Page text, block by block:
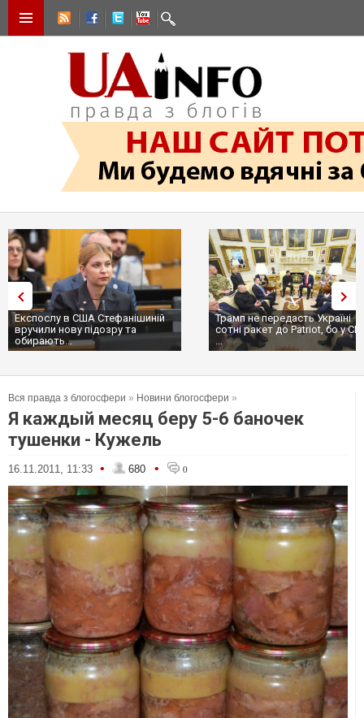
Експослу в США Стефанішиній
вручили нову підозру та
обирають...
Трамп не передасть Україні
сотні ракет до Patriot, бо у
...
Вся правда з блогосфери » Новини блогосфери »
Я каждый месяц беру 5-6 баночек
тушенки - Кужель
16.11.2011, 11:33 • 680 • 0